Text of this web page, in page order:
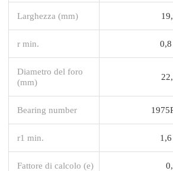
Larghezza (mm)
r min.
Diametro del foro
(mm)
Bearing number
r1 min.
Fattore di calcolo (e)